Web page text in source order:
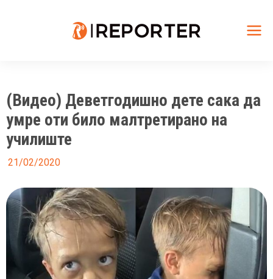
(Видео) Деветгодишно дете сака да
умре оти било малтретирано на
училиште
21/02/2020